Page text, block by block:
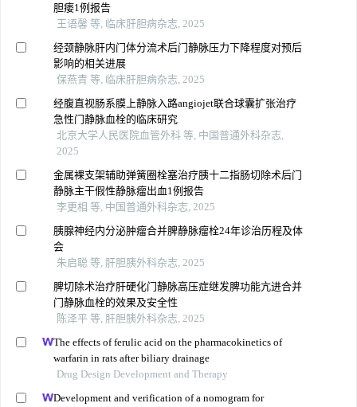
胆瘘1例报告
王语馨 等, 临床肝胆病杂志, 2025
经颈静脉肝内门体分流术后门静脉压力下降程度对预后
影响的相关进展
保燕青 等, 临床肝胆病杂志, 2025
经腹直视肠系膜上静脉入路angiojet联合球囊扩张治疗
急性门静脉血栓的临床研究
北京大学人民医院血管外科 等, 中国普通外科杂志,
2025
金属裸支架辅助弹簧圈栓塞治疗胰十二指肠切除术后门
静脉主干假性静脉瘤出血1例报告
李更相 等, 中国普通外科杂志, 2025
胰腺神经内分泌肿瘤合并脾静脉瘤栓24年诊治历程及体
会
朱启聪 等, 肝胆胰外科杂志, 2025
脾切除术治疗肝硬化门静脉高压症继发脾功能亢进合并
门静脉血栓的效果及安全性
陈泽平 等, 肝胆胰外科杂志, 2025
The effects of ferulic acid on the pharmacokinetics of
warfarin in rats after biliary drainage
Drug Design Development and Therapy
Development and verification of a nomogram for